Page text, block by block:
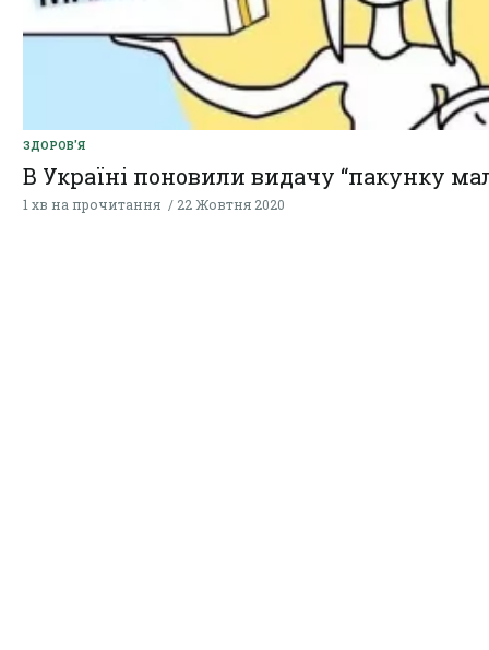
ЗДОРОВ'Я
В Україні поновили видачу “пакунку
1 хв на прочитання 22 Жовтня 2020